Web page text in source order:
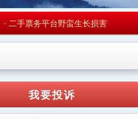
二手票务平台野蛮生长损害消费者权益
我要投诉